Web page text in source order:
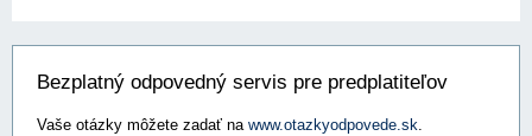
Bezplatný odpovedný servis pre predplatiteľov
Vaše otázky môžete zadať na www.otazkyodpovede.sk.